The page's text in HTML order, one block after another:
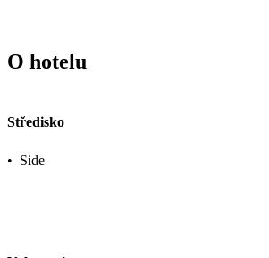
O hotelu
Středisko
• Side